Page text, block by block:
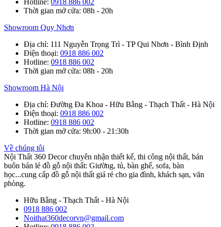
Hotline: 0918 886 002
Thời gian mở cửa: 08h - 20h
Showroom Quy Nhơn
Địa chỉ: 111 Nguyễn Trọng Trì - TP Qui Nhơn - Bình Định
Điện thoại: 0918 886 002
Hotline: 0918 886 002
Thời gian mở cửa: 08h - 20h
Showroom Hà Nội
Địa chỉ: Đường Đa Khoa - Hữu Bằng - Thạch Thất - Hà Nội
Điện thoại: 0918 886 002
Hotline: 0918 886 002
Thời gian mở cửa: 9h:00 - 21:30h
Về chúng tôi
Nội Thất 360 Decor chuyên nhận thiết kế, thi công nội thất, bán
buôn bán lẻ đồ gỗ nội thất: Giường, tủ, bàn ghế, sofa, bàn
học...cung cấp đồ gỗ nội thất giá rẻ cho gia đình, khách sạn, văn
phòng.
Hữu Bằng - Thạch Thất - Hà Nội
0918 886 002
Noithat360decorvn@gmail.com